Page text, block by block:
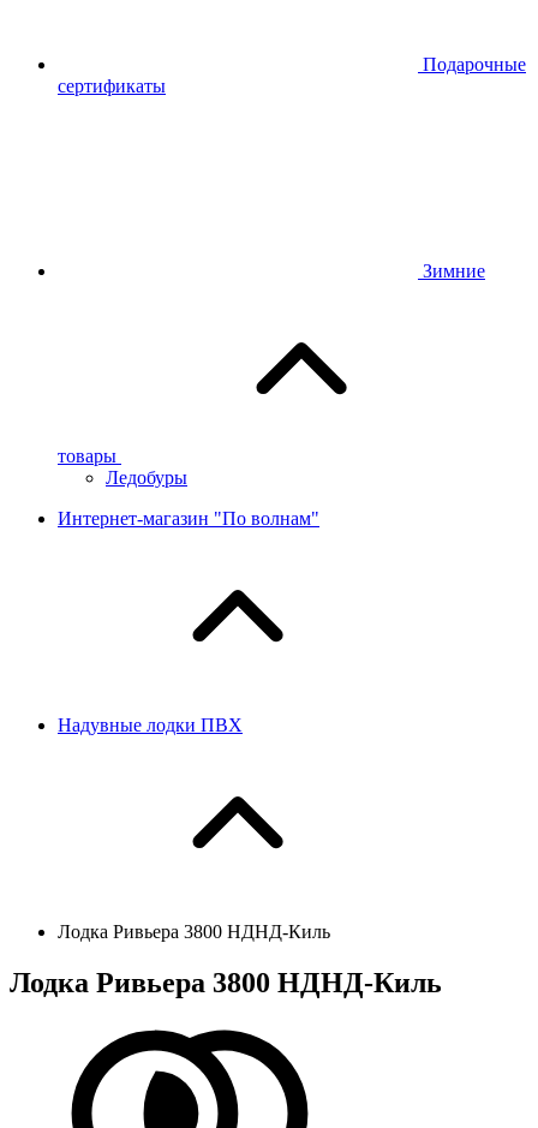
Подарочные
сертификаты
Зимние
товары
Ледобуры
Интернет-магазин "По волнам"
Надувные лодки ПВХ
Лодка Ривьера 3800 НДНД-Киль
Лодка Ривьера 3800 НДНД-Киль